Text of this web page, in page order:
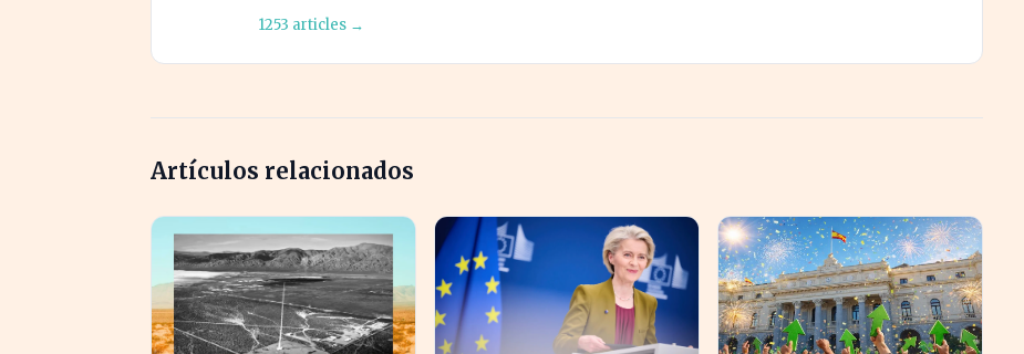
1253 articles →
Artículos relacionados